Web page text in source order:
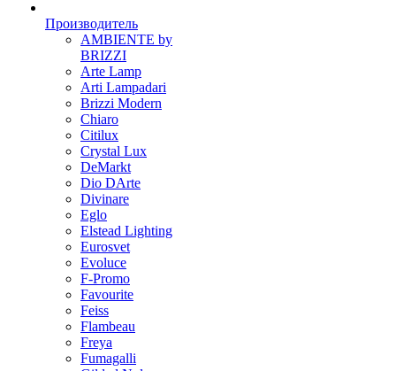
Производитель
AMBIENTE by
BRIZZI
Arte Lamp
Arti Lampadari
Brizzi Modern
Chiaro
Citilux
Crystal Lux
DeMarkt
Dio DArte
Divinare
Eglo
Elstead Lighting
Eurosvet
Evoluce
F-Promo
Favourite
Feiss
Flambeau
Freya
Fumagalli